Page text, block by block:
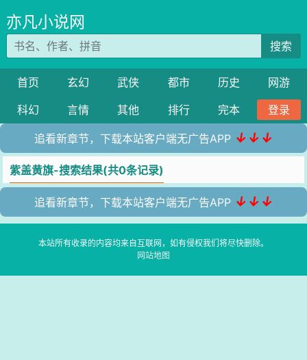
亦凡小说网
搜索
首页 玄幻 武侠 都市 历史
网游
科幻
言情 其他 排行 完本 登录
追看新章节，下载本站客户端无广告APP ↓↓↓
紫盖黄旗-搜索结果(共0条记录)
追看新章节，下载本站客户端无广告APP ↓↓↓
本站所有收录的内容均来自互联网，如有侵权我们将尽快删除。
网站地图